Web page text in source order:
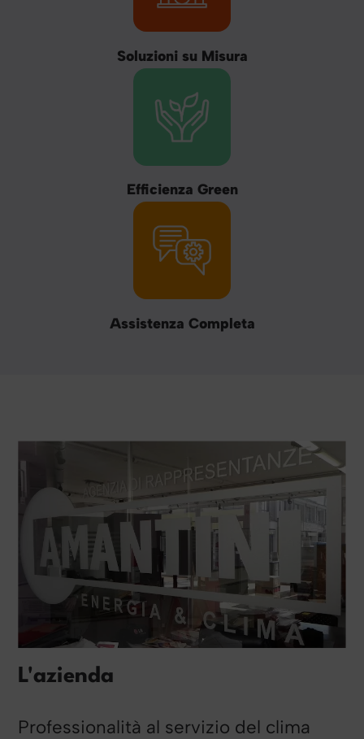
Soluzioni su Misura
Efficienza Green
Assistenza Completa
L'azienda
Professionalità al servizio del clima